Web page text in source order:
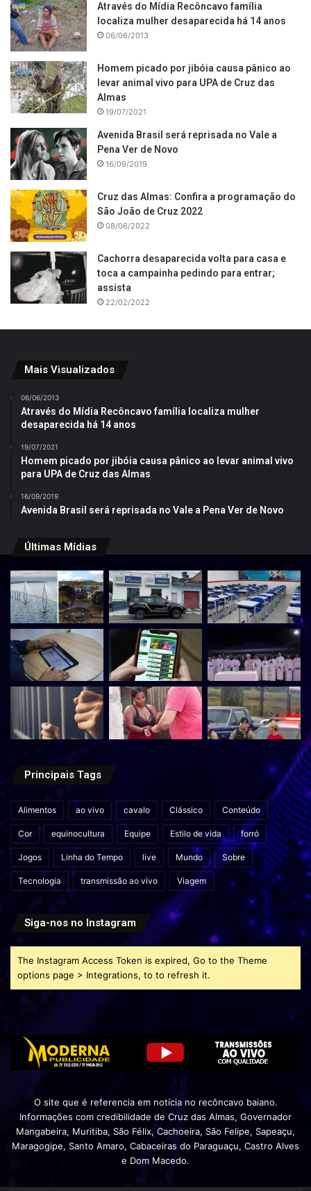
Através do Mídia Recôncavo família
localiza mulher desaparecida há 14 anos
06/06/2013
Homem picado por jibóia causa pânico ao
levar animal vivo para UPA de Cruz das
Almas
19/07/2021
Avenida Brasil será reprisada no Vale a
Pena Ver de Novo
16/09/2019
Cruz das Almas: Confira a programação do
São João de Cruz 2022
08/06/2022
Cachorra desaparecida volta para casa e
toca a campainha pedindo para entrar;
assista
22/02/2022
Mais Visualizados
06/06/2013
Através do Mídia Recôncavo família localiza mulher
desaparecida há 14 anos
19/07/2021
Homem picado por jibóia causa pânico ao levar animal vivo
para UPA de Cruz das Almas
16/09/2019
Avenida Brasil será reprisada no Vale a Pena Ver de Novo
Últimas Mídias
Principais Tags
Alimentos ao vivo cavalo Clássico Conteúdo
Cor equinocultura Equipe Estilo de vida forró
Jogos Linha do Tempo live Mundo Sobre
Tecnologia transmissão ao vivo Viagem
Siga-nos no Instagram
The Instagram Access Token is expired, Go to the Theme
options page > Integrations, to to refresh it.
O site que é referencia em notícia no recôncavo baiano.
Informações com credibilidade de Cruz das Almas, Governador
Mangabeira, Muritiba, São Félix, Cachoeira, São Felipe, Sapeaçu,
Maragogipe, Santo Amaro, Cabaceiras do Paraguaçu, Castro Alves
e Dom Macedo.